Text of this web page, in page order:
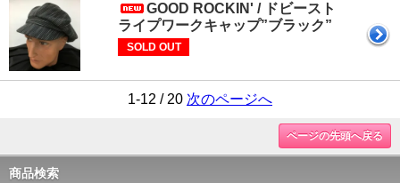
GOOD ROCKIN' / ドビースト
ライプワークキャップ”ブラック”
SOLD OUT
1-12 / 20 次のページへ
ページの先頭へ戻る
商品検索